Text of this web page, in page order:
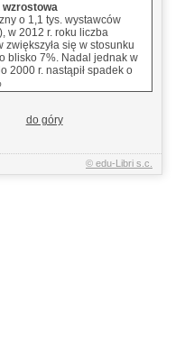
wzrostowa
o 1,1 tys. wystawców
w 2012 r. roku liczba
zwiększyła się w stosunku
blisko 7%. Nadal jednak w
2000 r. nastąpił spadek o
do góry
© edu-Libri s.c.